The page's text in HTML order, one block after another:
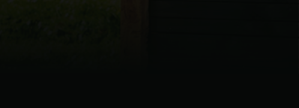
| Schweiz (Français)